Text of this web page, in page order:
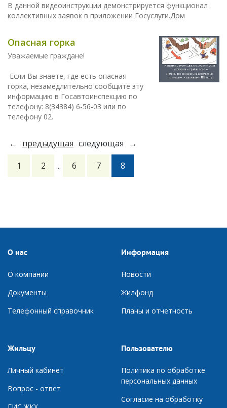
В данной видеоинструкции демонстрируется функционал
коллективных заявок в приложении Госуслуги.Дом
Опасная горка
Уважаемые граждане!
Если Вы знаете, где есть опасная
горка, незамедлительно сообщите эту
информацию в Госавтоинспекцию по
телефону: 8(34384) 6-56-03 или по
телефону 02.
← предыдущая следующая
→
1
2 ... 6 7 8
О нас
О компании
Документы
Телефонный справочник
Информация
Новости
Жилфонд
Планы и отчетность
Жильцу
Личный кабинет
Вопрос - ответ
Пользователю
Политика по обработке
персональных данных
Согласие на обработку